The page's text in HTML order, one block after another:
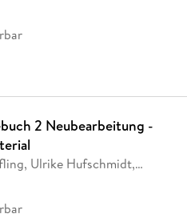
2 Neubearbeitung -
Ulrike Hufschmidt,